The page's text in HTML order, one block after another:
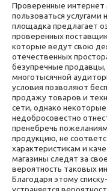
Проверенные
пользоваться
площадка предлагает
проверенных
которые ведут свою
отечественных
безупречные
многотысячной
условия позволяют
продажу товаров и
сети, однако
недобросовестно
пренебречь
продукцию, не
характеристикам и
магазины следят за
вероятность таковых
Благодаря этому